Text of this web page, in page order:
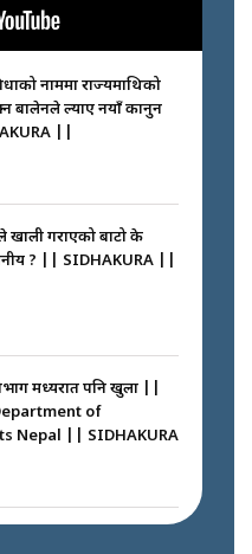
मात्र देख्ने दृष्टिकोण
दाई’ || SIDHAKURA
कि तेल थप्ने ? WHATS
IN MADHESH ? ||
भयो ? || SUNSARI
|| THE
||
repeatedly fail to
नाममा राज्यमाथिको
बालेनले ल्याए नयाँ कानुन
||
खाली गराएको बाटो के
? || SIDHAKURA ||
मध्यरात पनि खुला ||
of
Nepal || SIDHAKURA